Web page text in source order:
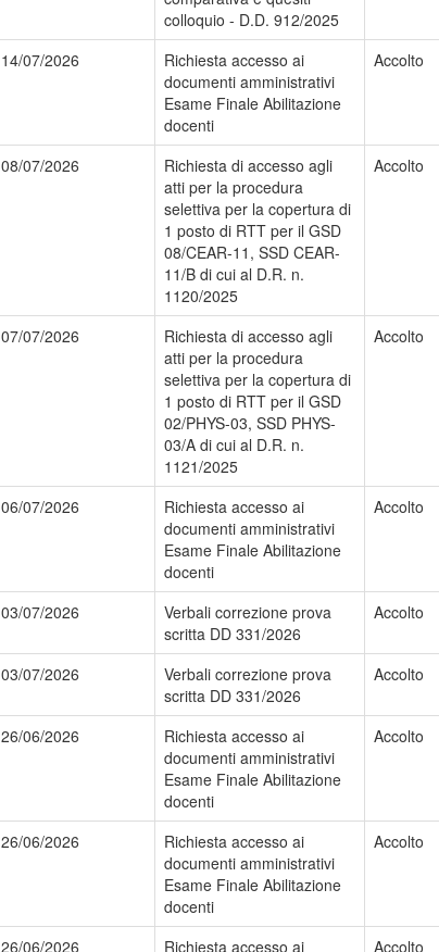
colloquio - D.D. 912/2025
14/07/2026
Richiesta accesso ai
documenti amministrativi
Esame Finale Abilitazione
docenti
Accolto
08/07/2026
Richiesta di accesso agli
atti per la procedura
selettiva per la copertura di
1 posto di RTT per il GSD
08/CEAR-11, SSD CEAR-
11/B di cui al D.R. n.
1120/2025
Accolto
07/07/2026
Richiesta di accesso agli
atti per la procedura
selettiva per la copertura di
1 posto di RTT per il GSD
02/PHYS-03, SSD PHYS-
03/A di cui al D.R. n.
1121/2025
Accolto
06/07/2026
Richiesta accesso ai
documenti amministrativi
Esame Finale Abilitazione
docenti
Accolto
03/07/2026
Verbali correzione prova
scritta DD 331/2026
Accolto
03/07/2026
Verbali correzione prova
scritta DD 331/2026
Accolto
26/06/2026
Richiesta accesso ai
documenti amministrativi
Esame Finale Abilitazione
docenti
Accolto
26/06/2026
Richiesta accesso ai
documenti amministrativi
Esame Finale Abilitazione
docenti
Accolto
26/06/2026
Richiesta accesso ai
Accolto